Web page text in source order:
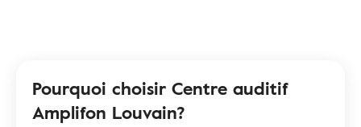
Pourquoi choisir Centre auditif
Amplifon Louvain?